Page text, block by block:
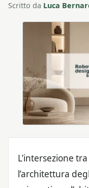
Scritto da Luca
L’intersezione
l’architettura